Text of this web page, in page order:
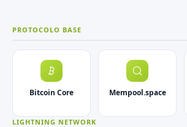
PROTOCOLO BASE
Bitcoin Core Mempool.space
LIGHTNING NETWORK